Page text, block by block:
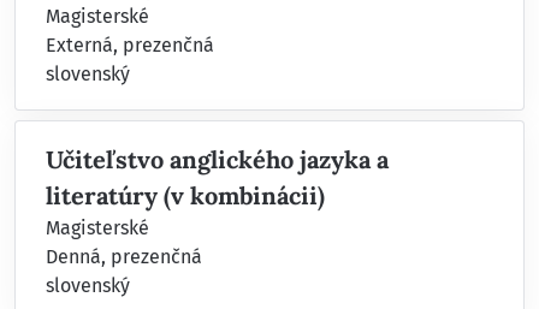
Magisterské
Externá, prezenčná
slovenský
Učiteľstvo anglického jazyka a
literatúry (v kombinácii)
Magisterské
Denná, prezenčná
slovenský